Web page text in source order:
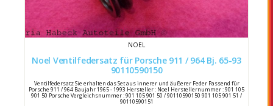
NOEL
Noel Ventilfedersatz für Porsche 911 / 964 Bj. 65-93
90110590150
Ventilfedersatz Sie erhalten das Set aus innerer und äußerer Feder Passend für
Porsche 911 / 964 Baujahr 1965 - 1993 Hersteller : Noel Herstellernummer : 901 105
901 50 Porsche Vergleichsnummer : 901 105 901 50 / 90110590150 901 105 901 51 /
90110590151